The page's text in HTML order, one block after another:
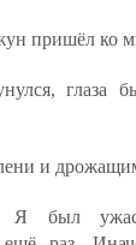
пришёл ко
глаза
и
был